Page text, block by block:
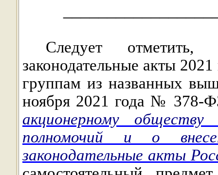
Следует отметить,
законодательные акты
группам из названных
ноября 2021 года № 378-
акционерному
полномочий и о
законодательные акты